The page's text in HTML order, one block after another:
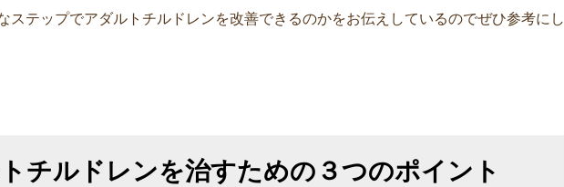
ステップでアダルトチルドレンを改善できるのかをお伝えしているのでぜひ参考にし
チルドレンを治すための３つのポイント